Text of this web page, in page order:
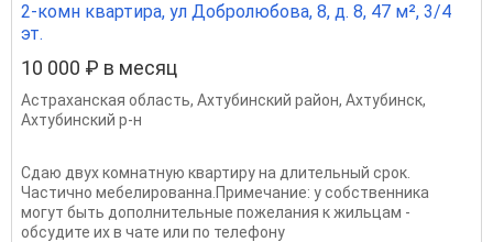
2-комн квартира, ул Добролюбова, 8, д. 8, 47 м², 3/4
эт.
10 000 ₽ в месяц
Астраханская область, Ахтубинский район, Ахтубинск,
Ахтубинский р-н
Сдаю двух комнатную квартиру на длительный срок.
Частично мебелированна.Примечание: у собственника
могут быть дополнительные пожелания к жильцам -
обсудите их в чате или по телефону